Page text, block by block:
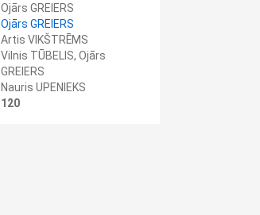
Ojārs GREIERS
Ojārs GREIERS
Artis VIKŠTRĒMS
Vilnis TŪBELIS, Ojārs
GREIERS
Nauris UPENIEKS
120